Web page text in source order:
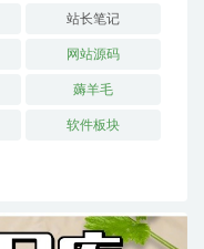
站长笔记
网站源码
薅羊毛
软件板块